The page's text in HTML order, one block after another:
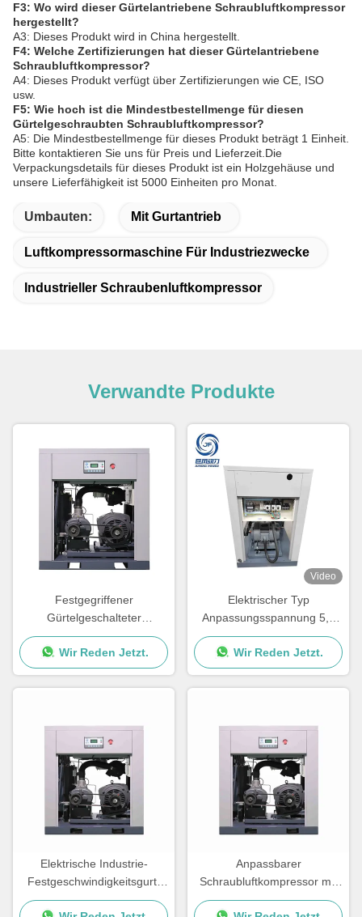
F3: Wo wird dieser Gürtelantriebene Schraubluftkompressor
hergestellt?
A3: Dieses Produkt wird in China hergestellt.
F4: Welche Zertifizierungen hat dieser Gürtelantriebene
Schraubluftkompressor?
A4: Dieses Produkt verfügt über Zertifizierungen wie CE, ISO
usw.
F5: Wie hoch ist die Mindestbestellmenge für diesen
Gürtelgeschraubten Schraubluftkompressor?
A5: Die Mindestbestellmenge für dieses Produkt beträgt 1 Einheit.
Bitte kontaktieren Sie uns für Preis und Lieferzeit.Die
Verpackungsdetails für dieses Produkt ist ein Holzgehäuse und
unsere Lieferfähigkeit ist 5000 Einheiten pro Monat.
Umbauten: Mit Gurtantrieb
Luftkompressormaschine Für Industriezwecke
Industrieller Schraubenluftkompressor
Verwandte Produkte
Festgegriffener
Gürtelgeschalteter
Schraubluftkompressor 380V
50Hz 3Ph 7 - 13 Bar Druck
Wir Reden Jetzt.
Video
Elektrischer Typ
Anpassungsspannung 5,5
kW - 75 kW
Gürtelgetriebener
Schraubluftkompressor
Wir Reden Jetzt.
Elektrische Industrie-
Festgeschwindigkeitsgurt-
getriebene
Anpassbarer
Schraubluftkompressor mit
blauem Gürtel 7 - 13 bar